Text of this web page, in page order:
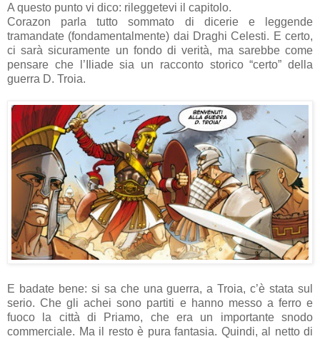
A questo punto vi dico: rileggetevi il capitolo.
Corazon parla tutto sommato di dicerie e leggende
tramandate (fondamentalmente) dai Draghi Celesti. E certo,
ci sarà sicuramente un fondo di verità, ma sarebbe come
pensare che l’Iliade sia un racconto storico “certo” della
guerra D. Troia.
E badate bene: si sa che una guerra, a Troia, c’è stata sul
serio. Che gli achei sono partiti e hanno messo a ferro e
fuoco la città di Priamo, che era un importante snodo
commerciale. Ma il resto è pura fantasia. Quindi, al netto di